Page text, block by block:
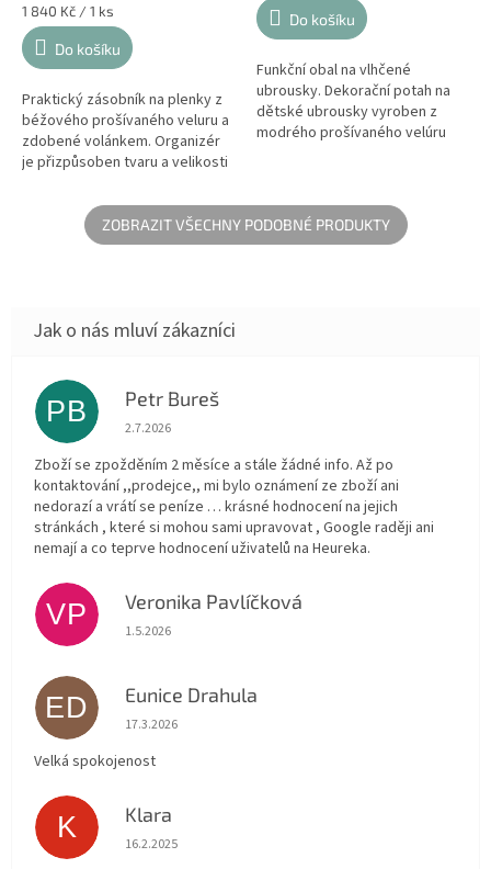
Měrná
cena:
1 840 Kč / 1 ks
Do košíku
Praktický zásobník na plenky z
béžového prošívaného veluru a
zdobené volánkem. Organizér
je přizpůsoben tvaru a velikosti
Do košíku
Funkční obal na vlhčené
ubrousky. Dekorační potah na
dětské ubrousky vyroben z
modrého prošívaného velúru
ZOBRAZIT VŠECHNY PODOBNÉ PRODUKTY
PB Petr Bureš
Hodnocení obchodu je 1 z 5 hvězdiček.
2.7.2026
Zboží se zpožděním 2 měsíce a stále žádné info. Až po
kontaktování ,,prodejce,, mi bylo oznámení ze zboží ani
nedorazí a vrátí se peníze … krásné hodnocení na jejich
stránkách , které si mohou sami upravovat , Google raději ani
nemají a co teprve hodnocení uživatelů na Heureka.
VP Veronika Pavlíčková
Hodnocení obchodu je 5 z 5 hvězdiček.
1.5.2026
ED Eunice Drahula
Hodnocení obchodu je 5 z 5 hvězdiček.
17.3.2026
Velká spokojenost
K Klara
Hodnocení obchodu je 5 z 5 hvězdiček.
16.2.2025